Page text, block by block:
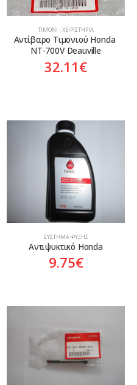
ΤΙΜΌΝΙ - ΧΕΙΡΙΣΤΉΡΙΑ
Αντίβαρο Τιμονιού Honda
NT-700V Deauville
32.11€
ΣΎΣΤΗΜΑ ΨΎΞΗΣ
Αντιψυκτικό Honda
9.75€